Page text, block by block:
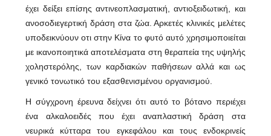
έχει δείξει επίσης αντινεοπλασματική, αντιοξειδωτική, και
ανοσοδιεγερτική δράση στα ζώα. Αρκετές κλινικές μελέτες
υποδεικνύουν οτι στην Κίνα το φυτό αυτό χρησιμοποιείται
με ικανοποιητικά αποτελέσματα στη θεραπεία της υψηλής
χοληστερόλης, των καρδιακών παθήσεων αλλά και ως
γενικό τονωτικό του εξασθενισμένου οργανισμού.
Η σύγχρονη έρευνα δείχνει ότι αυτό το βότανο περιέχει
ένα αλκαλοειδές που έχει αναπλαστική δράση στα
νευρικά κύτταρα του εγκεφάλου και τους ενδοκρινείς